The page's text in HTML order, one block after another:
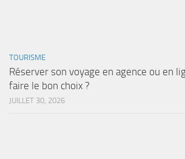
TOURISME
Réserver son voyage en agence ou en
faire le bon choix ?
JUILLET 30, 2026